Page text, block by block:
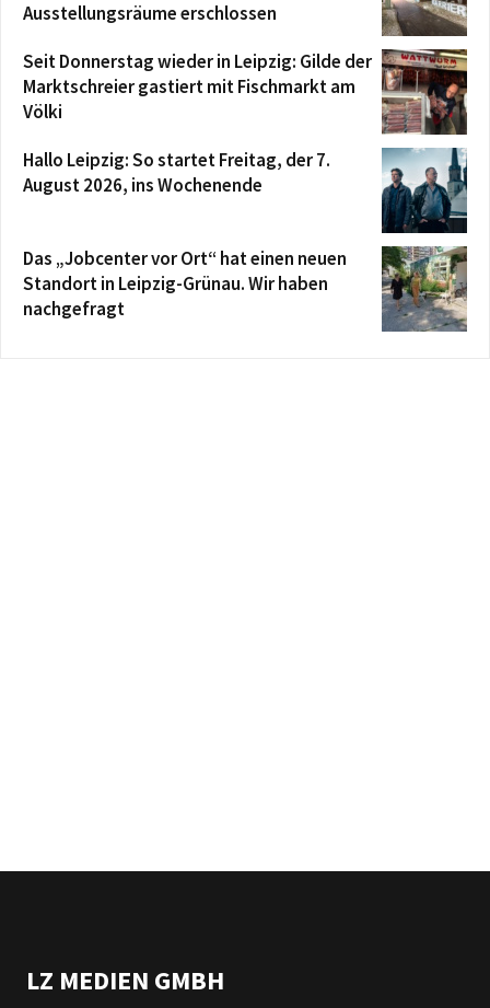
Ausstellungsräume erschlossen
Seit Donnerstag wieder in Leipzig: Gilde der
Marktschreier gastiert mit Fischmarkt am
Völki
Hallo Leipzig: So startet Freitag, der 7.
August 2026, ins Wochenende
Das „Jobcenter vor Ort“ hat einen neuen
Standort in Leipzig-Grünau. Wir haben
nachgefragt
LZ MEDIEN GMBH